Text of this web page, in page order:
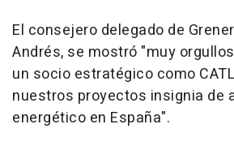
El consejero delegado de
Andrés, se mostró "muy
un socio estratégico como
nuestros proyectos insignia de
energético en España".